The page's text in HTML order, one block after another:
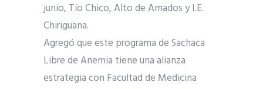
junio, Tío Chico, Alto de Amados y I.E.
Chiriguana.
Agregó que este programa de Sachaca
Libre de Anemia tiene una alianza
estrategia con Facultad de Medicina